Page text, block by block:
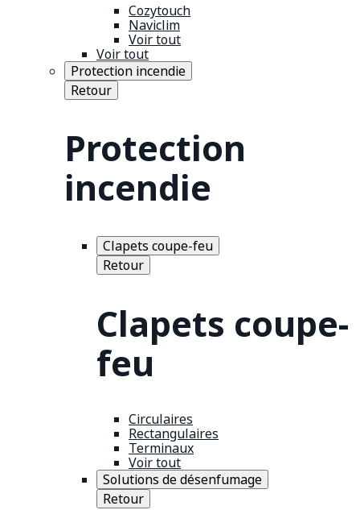
Cozytouch
Naviclim
Voir tout
Voir tout
Protection incendie
Retour
Protection
incendie
Clapets coupe-feu
Retour
Clapets coupe-
feu
Circulaires
Rectangulaires
Terminaux
Voir tout
Solutions de désenfumage
Retour